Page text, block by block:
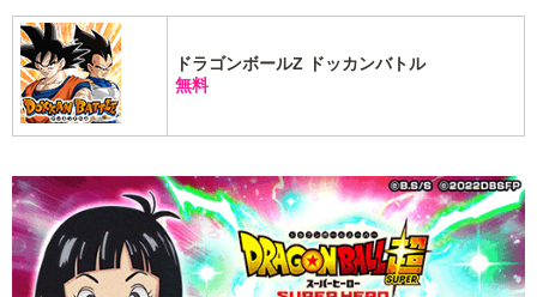
ドラゴンボールZ ドッカンバトル
無料